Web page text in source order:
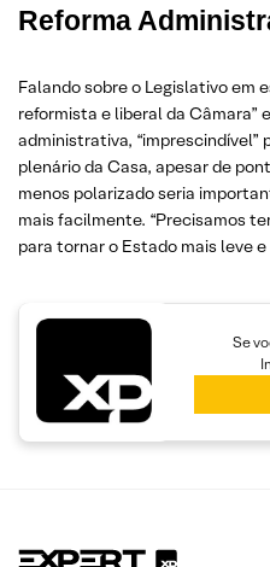
Reforma
Falando sobre o Legislativo em
reformista e liberal da Câmara”
administrativa, “imprescindível”
plenário da Casa, apesar de
menos polarizado seria
mais facilmente. “Precisamos
para tornar o Estado mais leve
Se